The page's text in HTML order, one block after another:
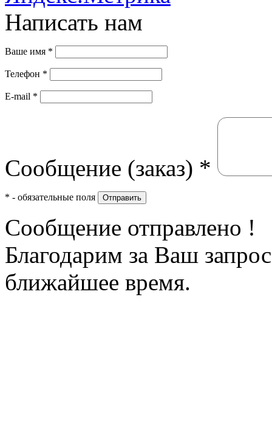
Написать нам
Ваше имя *
Телефон *
E-mail *
Сообщение (заказ) *
* - обязательные поля Отправить
Сообщение отправлено !
Благодарим за Ваш
ближайшее время.